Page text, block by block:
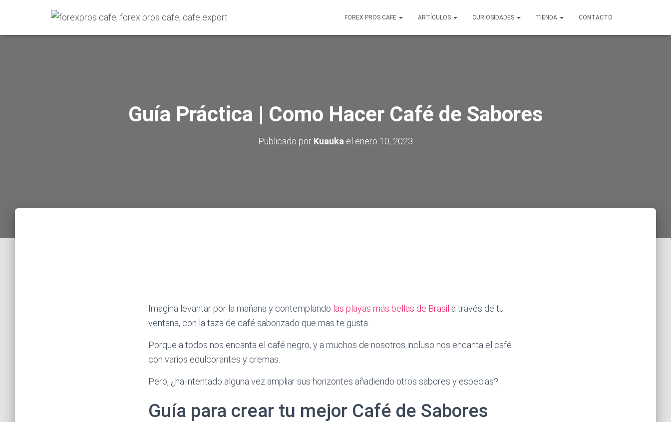
FOREX PROS CAFE ARTÍCULOS CURIOSIDADES TIENDA CONTACTO
Guía Práctica | Como Hacer Café de Sabores
Publicado por Kuauka el enero 10, 2023
Imagina levantar por la mañana y contemplando las playas más bellas de Brasil a través de tu
ventana, con la taza de café saborizado que mas te gusta.
Porque a todos nos encanta el café negro, y a muchos de nosotros incluso nos encanta el café
con varios edulcorantes y cremas.
Pero, ¿ha intentado alguna vez ampliar sus horizontes añadiendo otros sabores y especias?
Guía para crear tu mejor Café de Sabores